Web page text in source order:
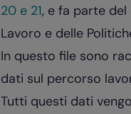
20 e 21, e fa parte del
Lavoro e delle
In questo file sono
dati sul percorso
Tutti questi dati